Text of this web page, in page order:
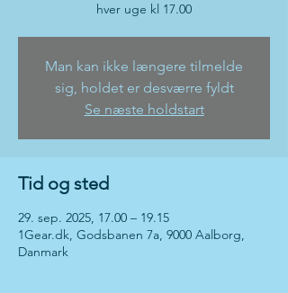
hver uge kl 17.00
Man kan ikke længere tilmelde
sig, holdet er desværre fyldt
Se næste holdstart
Tid og sted
29. sep. 2025, 17.00 – 19.15
1Gear.dk, Godsbanen 7a, 9000 Aalborg,
Danmark